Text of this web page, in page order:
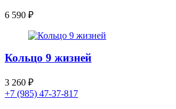
6 590 ₽
Кольцо 9 жизней
3 260 ₽
+7 (985) 47-37-817